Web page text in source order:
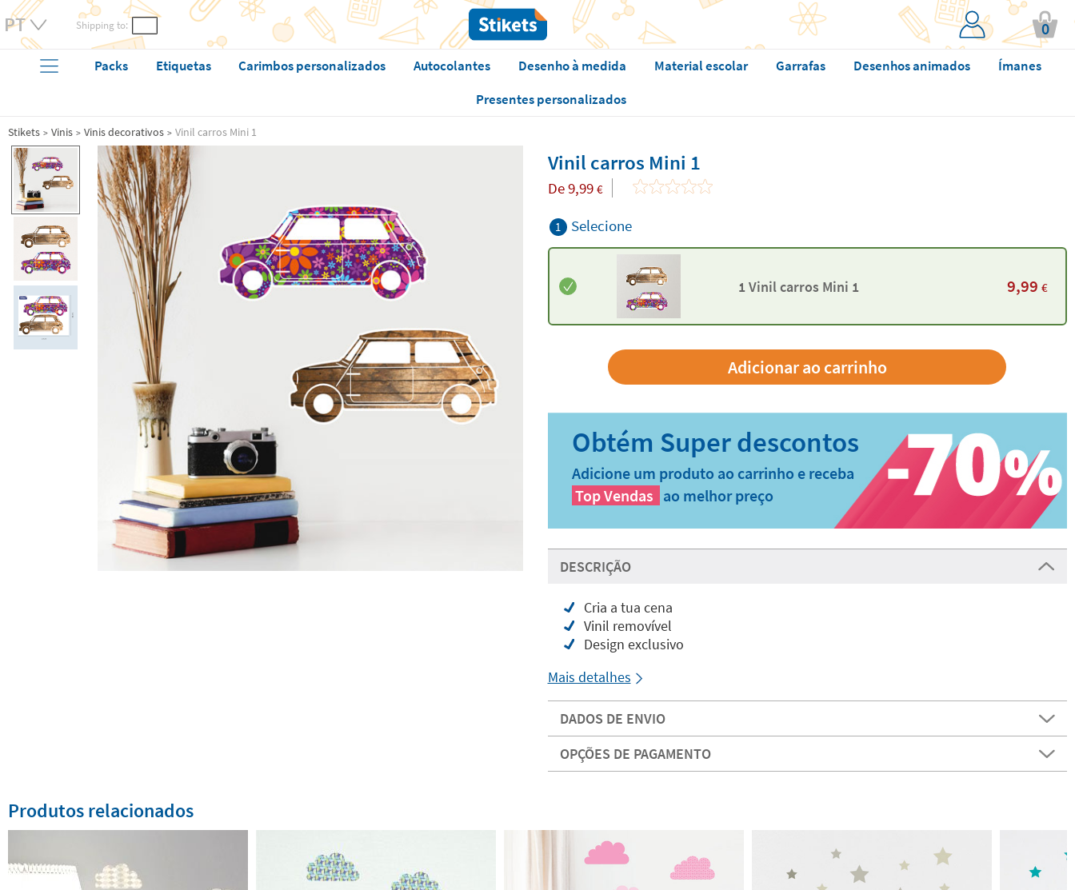
Shipping to: 0
Packs Etiquetas Carimbos personalizados Autocolantes Desenho à medida Material escolar Garrafas Desenhos animados
Ímanes
Presentes personalizados
Stikets Vinis Vinis decorativos Vinil carros Mini 1
Vinil carros Mini 1
De9,99 €
1 Selecione
1 Vinil carros Mini 1 9,99 €
Adicione um produto ao carrinho e receba
Top Vendas ao melhor preço
DESCRIÇÃO
Cria a tua cena
Vinil removível
Design exclusivo
Mais detalhes
DADOS DE ENVIO
OPÇÕES DE PAGAMENTO
Produtos relacionados